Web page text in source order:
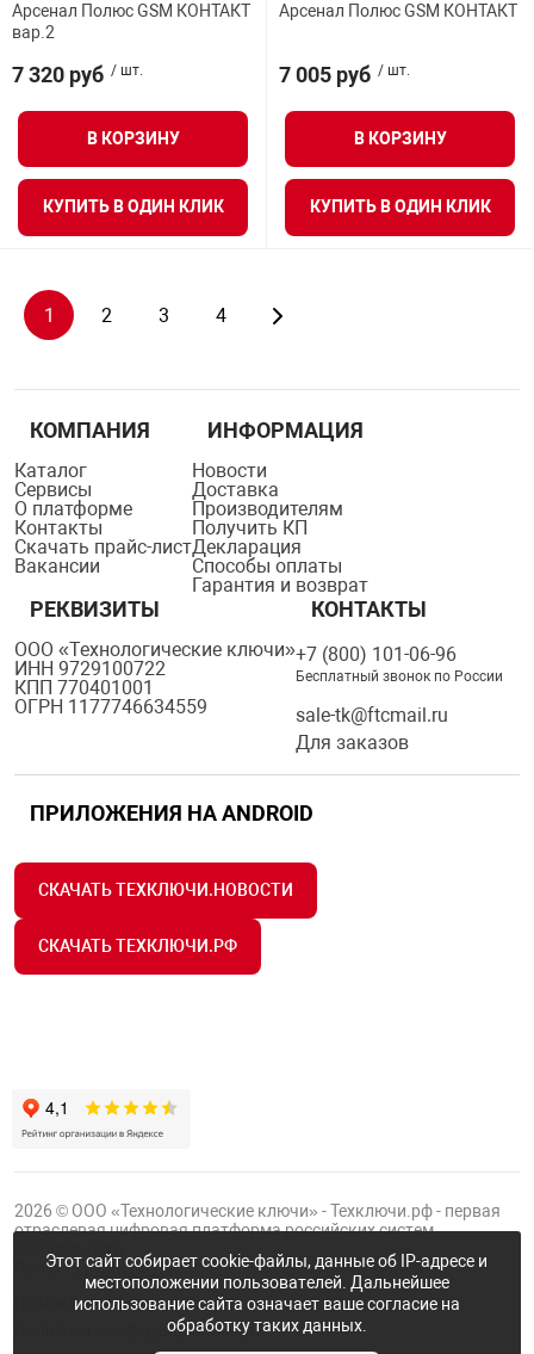
Арсенал Полюс GSM КОНТАКТ
вар.2
7 320 руб / шт.
В КОРЗИНУ
КУПИТЬ В ОДИН КЛИК
Арсенал Полюс GSM КОНТАКТ
7 005 руб / шт.
В КОРЗИНУ
КУПИТЬ В ОДИН КЛИК
1 2 3 4
КОМПАНИЯ
Каталог
Сервисы
О платформе
Контакты
Скачать прайс-лист
Вакансии
ИНФОРМАЦИЯ
Новости
Доставка
Производителям
Получить КП
Декларация
Способы оплаты
Гарантия и возврат
РЕКВИЗИТЫ
ООО «Технологические ключи»
ИНН 9729100722
КПП 770401001
ОГРН 1177746634559
КОНТАКТЫ
+7 (800) 101-06-96
Бесплатный звонок по России
sale-tk@ftcmail.ru
Для заказов
ПРИЛОЖЕНИЯ НА ANDROID
СКАЧАТЬ ТЕХКЛЮЧИ.НОВОСТИ
СКАЧАТЬ ТЕХКЛЮЧИ.РФ
2026 © ООО «Технологические ключи» - Техключи.рф - первая
отраслевая цифровая платформа российских систем
ПроектГруппы ФТК
Публичная оферта
Политика конфиденциальности
Этот сайт собирает cookie-файлы, данные об IP-адресе и
местоположении пользователей. Дальнейшее
использование сайта означает ваше согласие на
обработку таких данных.